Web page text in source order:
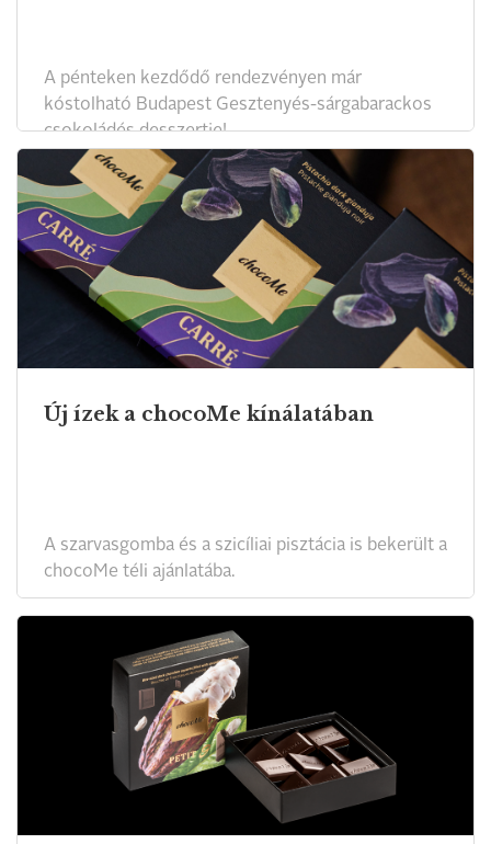
A pénteken kezdődő rendezvényen már
kóstolható Budapest Gesztenyés-sárgabarackos
csokoládés desszertje!
Új ízek a chocoMe kínálatában
A szarvasgomba és a szicíliai pisztácia is bekerült a
chocoMe téli ajánlatába.